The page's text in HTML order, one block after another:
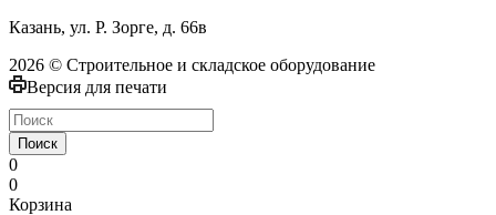
Казань, ул. Р. Зорге, д. 66в
2026 © Строительное и складское оборудование
Версия для печати
Поиск
0
0
Корзина